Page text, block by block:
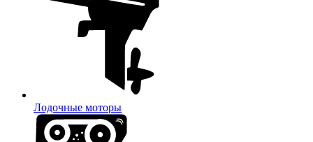
Лодочные моторы